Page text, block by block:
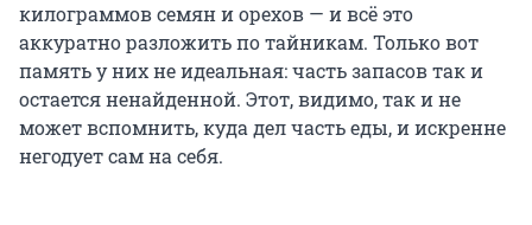
килограммов семян и орехов — и всё это
аккуратно разложить по тайникам. Только вот
память у них не идеальная: часть запасов так и
остается ненайденной. Этот, видимо, так и не
может вспомнить, куда дел часть еды, и искренне
негодует сам на себя.